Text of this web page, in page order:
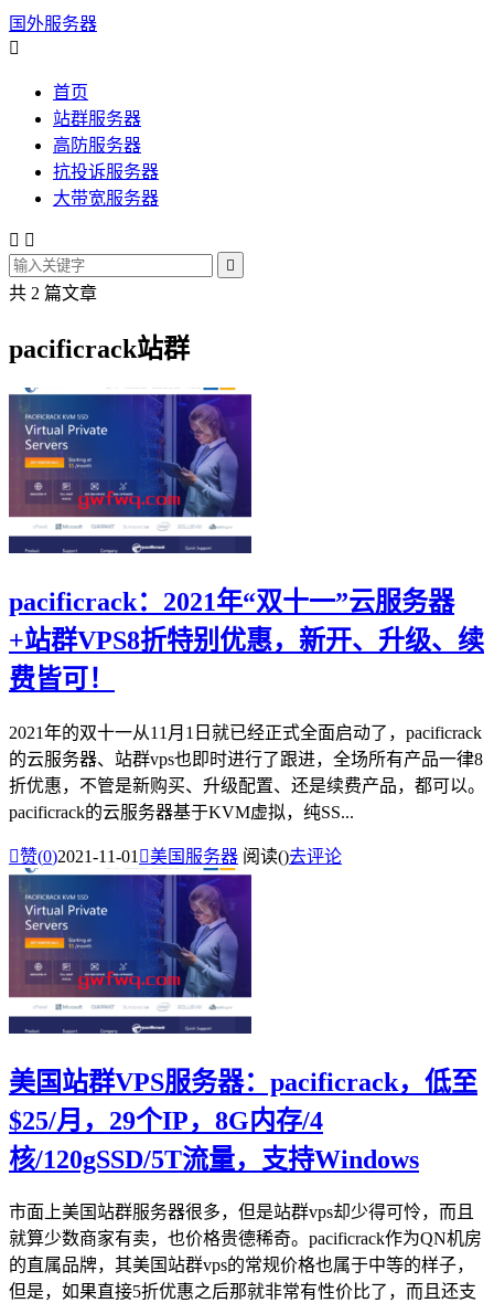
国外服务器

首页
站群服务器
高防服务器
抗投诉服务器
大带宽服务器
 

共 2 篇文章
pacificrack站群
pacificrack：2021年“双十一”云服务器
+站群VPS8折特别优惠，新开、升级、续
费皆可！
2021年的双十一从11月1日就已经正式全面启动了，pacificrack
的云服务器、站群vps也即时进行了跟进，全场所有产品一律8
折优惠，不管是新购买、升级配置、还是续费产品，都可以。
pacificrack的云服务器基于KVM虚拟，纯SS...
赞(0)2021-11-01 美国服务器 阅读()去评论
美国站群VPS服务器：pacificrack，低至
$25/月，29个IP，8G内存/4
核/120gSSD/5T流量，支持Windows
市面上美国站群服务器很多，但是站群vps却少得可怜，而且
就算少数商家有卖，也价格贵德稀奇。pacificrack作为QN机房
的直属品牌，其美国站群vps的常规价格也属于中等的样子，
但是，如果直接5折优惠之后那就非常有性价比了，而且还支